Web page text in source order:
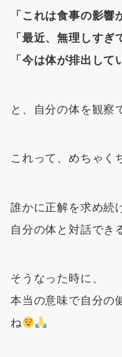
「これは食事の影響
「最近、無理しすぎ
「今は体が排出して
と、自分の体を観察
これって、めちゃく
誰かに正解を求め続
自分の体と対話でき
そうなった時に、
本当の意味で自分の
ね